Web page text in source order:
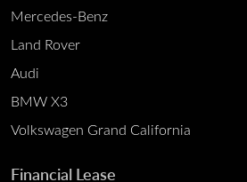
Mercedes-Benz
Land Rover
Audi
BMW X3
Volkswagen Grand California
Financial Lease